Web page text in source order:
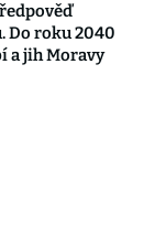
Do roku 2040
a jih Moravy